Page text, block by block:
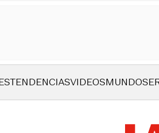
TENDENCIASVIDEOSMUNDO